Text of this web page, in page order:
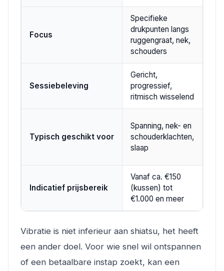
Focus
Specifieke
drukpunten langs
ruggengraat, nek,
schouders
Sessiebeleving
Gericht,
progressief,
ritmisch wisselend
Typisch geschikt voor
Spanning, nek- en
schouderklachten,
slaap
Indicatief prijsbereik
Vanaf ca. €150
(kussen) tot
€1.000 en meer
Vibratie is niet inferieur aan shiatsu, het heeft
een ander doel. Voor wie snel wil ontspannen
of een betaalbare instap zoekt, kan een